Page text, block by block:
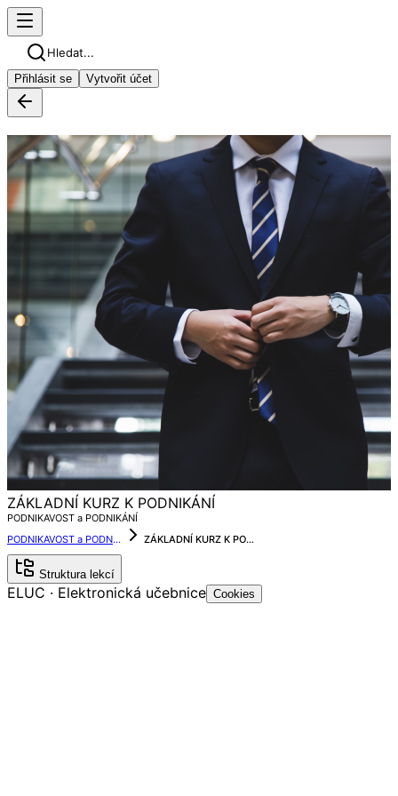
Hledat...
Přihlásit se Vytvořit účet
ZÁKLADNÍ KURZ K PODNIKÁNÍ
PODNIKAVOST a PODNIKÁNÍ
PODNIKAVOST a PODNIKÁNÍ
ZÁKLADNÍ KURZ K PODNIKÁNÍ
Struktura lekcí
ELUC · Elektronická učebnice Cookies